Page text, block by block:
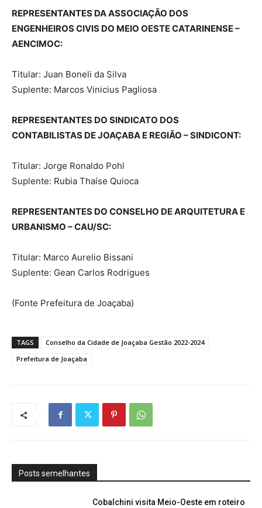
REPRESENTANTES DA ASSOCIAÇÃO DOS
ENGENHEIROS CIVIS DO MEIO OESTE CATARINENSE –
AENCIMOC:
Titular: Juan Boneli da Silva
Suplente: Marcos Vinicius Pagliosa
REPRESENTANTES DO SINDICATO DOS
CONTABILISTAS DE JOAÇABA E REGIÃO – SINDICONT:
Titular: Jorge Ronaldo Pohl
Suplente: Rubia Thaíse Quioca
REPRESENTANTES DO CONSELHO DE ARQUITETURA E
URBANISMO – CAU/SC:
Titular: Marco Aurelio Bissani
Suplente: Gean Carlos Rodrigues
(Fonte Prefeitura de Joaçaba)
TAGS
Conselho da Cidade de Joaçaba Gestão 2022-2024
Prefeitura de Joaçaba
Posts semelhantes
Cobalchini visita Meio-Oeste em roteiro